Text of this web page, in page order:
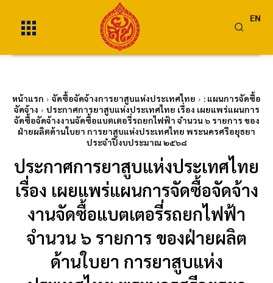
EN
หน้าแรก จัดซื้อจัดจ้างการยาสูบแห่งประเทศไทย
: แผนการจัดซื้อ
จัดจ้าง
ประกาศการยาสูบแห่งประเทศไทย เรื่อง เผยแพร่แผนการ
จัดซื้อจัดจ้างงานจัดซื้อแบตเตอรี่รถยกไฟฟ้า จำนวน ๖ รายการ ของ
ฝ่ายผลิตด้านใบยา การยาสูบแห่งประเทศไทย พระนครศรีอยุธยา
ประจำปีงบประมาณ ๒๕๖๘
ประกาศการยาสูบแห่งประเทศไทย
เรื่อง เผยแพร่แผนการจัดซื้อจัดจ้าง
งานจัดซื้อแบตเตอรี่รถยกไฟฟ้า
จำนวน ๖ รายการ ของฝ่ายผลิต
ด้านใบยา การยาสูบแห่ง